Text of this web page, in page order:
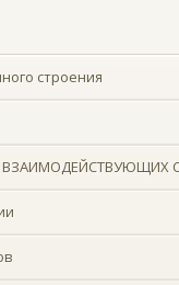
строения